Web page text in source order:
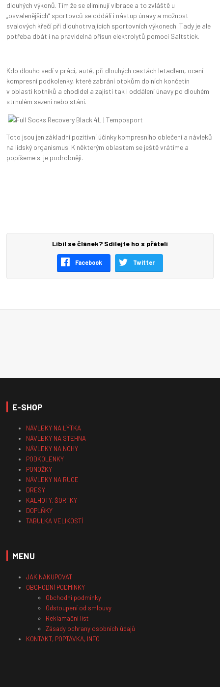
dlouhých výkonů. Tím že se eliminují vibrace a to zvláště u
„osvalenějších“ sportovců se oddálí i nástup únavy a možnost
svalových křečí při dlouhotrvajících sportovních výkonech. Tady je ale
potřeba dbát i na pravidelná přísun elektrolytů pomocí Saltstick.
Kdo dlouho sedí v práci, autě, při dlouhých cestách letadlem, ocení
kompresní podkolenky, které zabrání otokům dolních končetin
v oblasti kotníků a chodidel a zajistí tak i oddálení únavy po dlouhém
strnulém sezení nebo stání.
Toto jsou jen základní pozitivní účinky kompresního oblečení a návleků
na lidský organismus. K některým oblastem se ještě vrátíme a
popíšeme si je podrobněji.
Líbil se článek? Sdílejte ho s přáteli
Facebook Twitter
E-SHOP
NÁVLEKY NA LÝTKA
NÁVLEKY NA STEHNA
NÁVLEKY NA NOHY
PODKOLENKY
PONOŽKY
NÁVLEKY NA RUCE
DRESY
KALHOTY, ŠORTKY
DOPLŇKY
TABULKA VELIKOSTÍ
MENU
JAK NAKUPOVAT
OBCHODNÍ PODMÍNKY
Obchodní podmínky
Odstoupení od smlouvy
Reklamační list
Zásady ochrany osobních údajů
KONTAKT, POPTÁVKA, INFO